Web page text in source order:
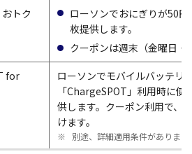
トク
ローソンでおにぎりが50
枚提供します。
クーポンは週末（金曜日
for
ローソンでモバイルバッテリ
「ChargeSPOT」利用時に
供します。クーポン利用で、
けます。
※ 別途、詳細適用条件があります